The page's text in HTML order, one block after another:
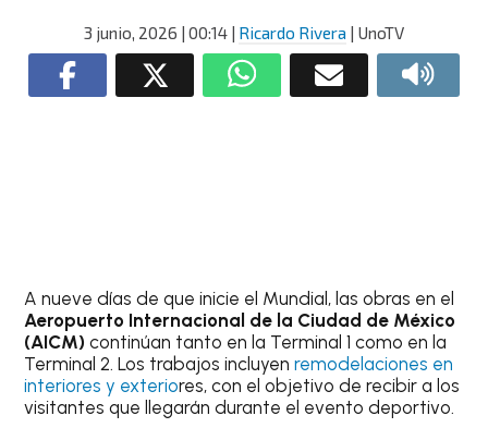
3 junio, 2026 | 00:14 | Ricardo Rivera | UnoTV
A nueve días de que inicie el Mundial, las obras en el
Aeropuerto Internacional de la Ciudad de México
(AICM) continúan tanto en la Terminal 1 como en la
Terminal 2. Los trabajos incluyenremodelaciones en
interiores y exteriores, con el objetivo de recibir a los
visitantes que llegarán durante el evento deportivo.